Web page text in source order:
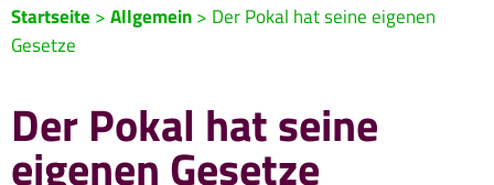
Startseite >Allgemein> Der Pokal hat seine eigenen
Gesetze
Der Pokal hat seine
eigenen Gesetze